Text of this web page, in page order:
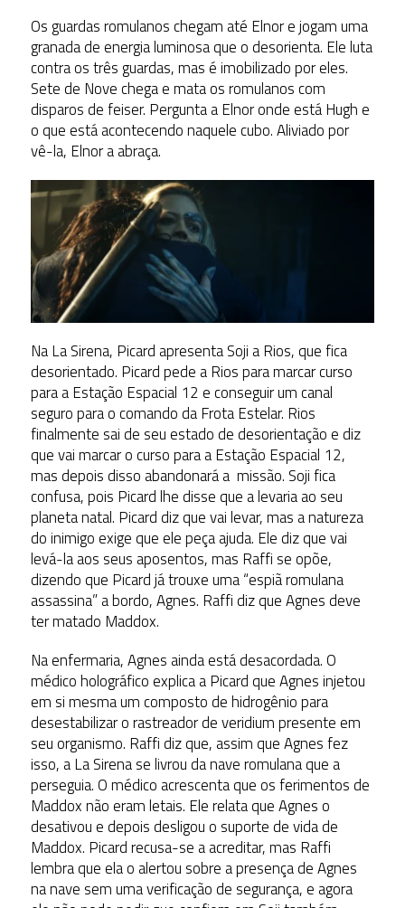
Os guardas romulanos chegam até Elnor e jogam uma
granada de energia luminosa que o desorienta. Ele luta
contra os três guardas, mas é imobilizado por eles.
Sete de Nove chega e mata os romulanos com
disparos de feiser. Pergunta a Elnor onde está Hugh e
o que está acontecendo naquele cubo. Aliviado por
vê-la, Elnor a abraça.
Na La Sirena, Picard apresenta Soji a Rios, que fica
desorientado. Picard pede a Rios para marcar curso
para a Estação Espacial 12 e conseguir um canal
seguro para o comando da Frota Estelar. Rios
finalmente sai de seu estado de desorientação e diz
que vai marcar o curso para a Estação Espacial 12,
mas depois disso abandonará a missão. Soji fica
confusa, pois Picard lhe disse que a levaria ao seu
planeta natal. Picard diz que vai levar, mas a natureza
do inimigo exige que ele peça ajuda. Ele diz que vai
levá-la aos seus aposentos, mas Raffi se opõe,
dizendo que Picard já trouxe uma “espiã romulana
assassina” a bordo, Agnes. Raffi diz que Agnes deve
ter matado Maddox.
Na enfermaria, Agnes ainda está desacordada. O
médico holográfico explica a Picard que Agnes injetou
em si mesma um composto de hidrogênio para
desestabilizar o rastreador de veridium presente em
seu organismo. Raffi diz que, assim que Agnes fez
isso, a La Sirena se livrou da nave romulana que a
perseguia. O médico acrescenta que os ferimentos de
Maddox não eram letais. Ele relata que Agnes o
desativou e depois desligou o suporte de vida de
Maddox. Picard recusa-se a acreditar, mas Raffi
lembra que ela o alertou sobre a presença de Agnes
na nave sem uma verificação de segurança, e agora